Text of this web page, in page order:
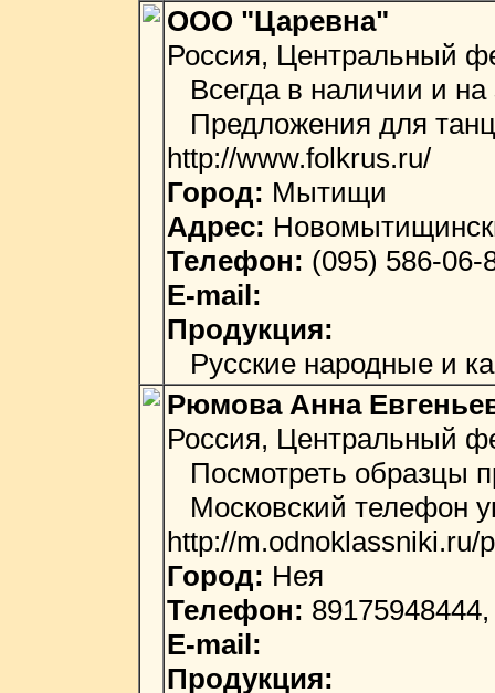
ООО "Царевна"
Россия, Центральный
Всегда в наличии и на
Предложения для
http://www.folkrus.ru/
Город: Мытищи
Адрес:
Телефон: (095) 586-06-
E-mail:
Продукция:
Русские народные и
Рюмова Анна
Россия, Центральный
Посмотреть образцы
Московский телефон
http://m.odnoklassniki.ru/
Город: Нея
Телефон:
E-mail:
Продукция: